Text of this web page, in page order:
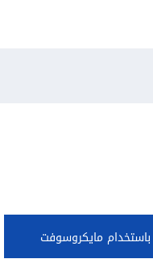
باستخدام مايكروسوفت